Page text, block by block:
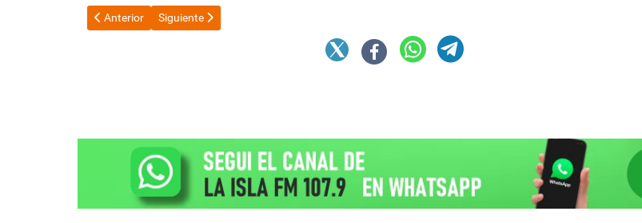
Artículo anterior: Javier Milei y Luis Caputo viajarán la semana próxima a EEUU en búsqueda de apoyo financiero
Anterior Artículo siguiente: Los municipios del Norte de Belén se suman al Consenso Fiscal
Siguiente